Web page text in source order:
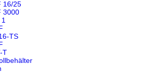
16/25
3000
TS
T